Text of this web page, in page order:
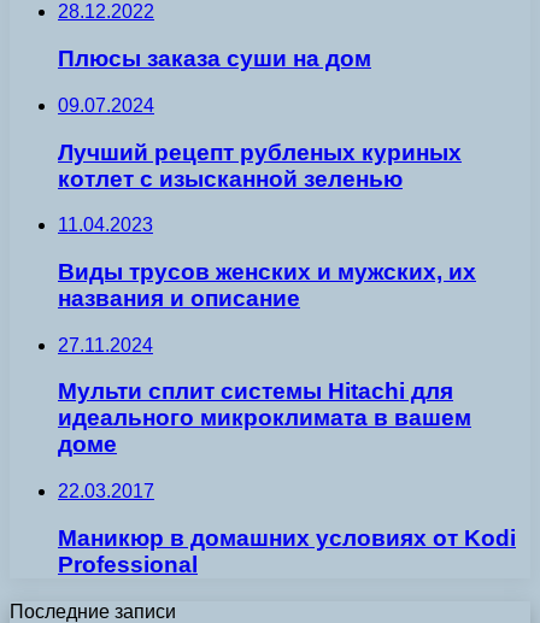
28.12.2022
Плюсы заказа суши на дом
09.07.2024
Лучший рецепт рубленых куриных
котлет с изысканной зеленью
11.04.2023
Виды трусов женских и мужских, их
названия и описание
27.11.2024
Мульти сплит системы Hitachi для
идеального микроклимата в вашем
доме
22.03.2017
Маникюр в домашних условиях от Kodi
Professional
Последние записи